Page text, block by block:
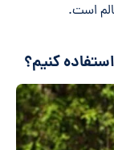
است.
کنیم؟